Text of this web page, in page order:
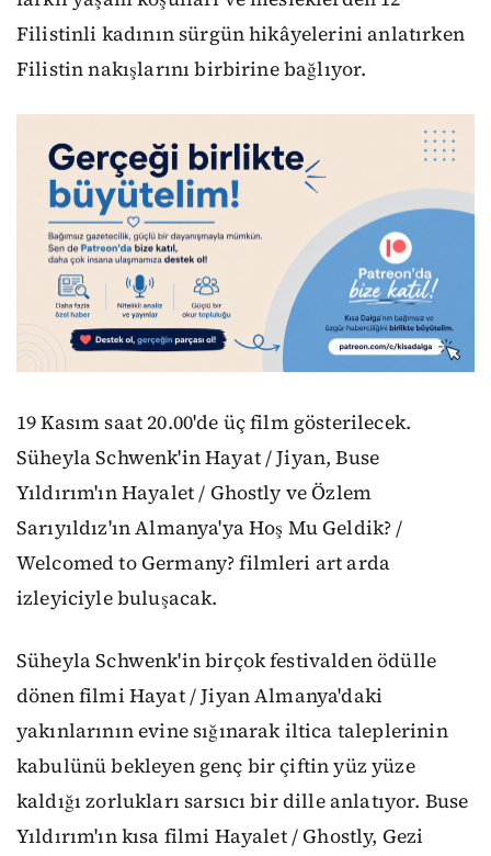
Filistinli kadının sürgün hikâyelerini anlatırken
Filistin nakışlarını birbirine bağlıyor.
19 Kasım saat 20.00'de üç film gösterilecek.
Süheyla Schwenk'in Hayat / Jiyan, Buse
Yıldırım'ın Hayalet / Ghostly ve Özlem
Sarıyıldız'ın Almanya'ya Hoş Mu Geldik? /
Welcomed to Germany? filmleri art arda
izleyiciyle buluşacak.
Süheyla Schwenk'in birçok festivalden ödülle
dönen filmi Hayat / Jiyan Almanya'daki
yakınlarının evine sığınarak iltica taleplerinin
kabulünü bekleyen genç bir çiftin yüz yüze
kaldığı zorlukları sarsıcı bir dille anlatıyor. Buse
Yıldırım'ın kısa filmi Hayalet / Ghostly, Gezi